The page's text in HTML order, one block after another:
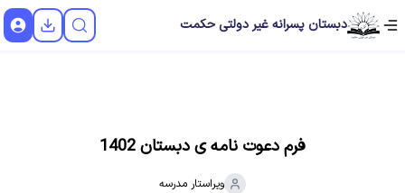
دبستان پسرانه غیر دولتی حکمت
فرم دعوت نامه ی دبستان 1402
ویراستار مدرسه